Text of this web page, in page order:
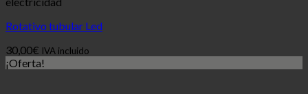
Rotativo tubular Led
30,00€ IVA incluido
¡Oferta!